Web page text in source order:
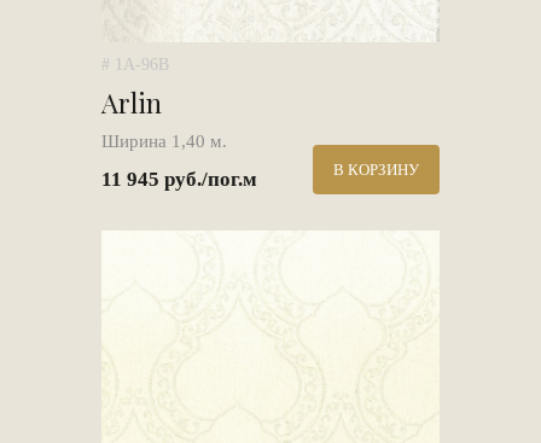
# 1A-96B
Arlin
Ширина 1,40 м.
11 945 руб./пог.м В КОРЗИНУ